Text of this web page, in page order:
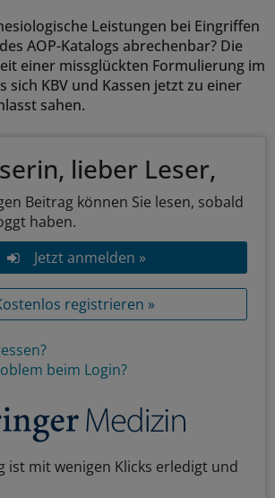
Leistungen bei Eingriffen
AOP-Katalogs abrechenbar? Die
einer missglückten Formulierung im
sich KBV und Kassen jetzt zu einer
sahen.
lieber Leser,
Beitrag können Sie lesen, sobald
haben.
Jetzt anmelden »
registrieren »
beim Login?
ist mit wenigen Klicks erledigt und